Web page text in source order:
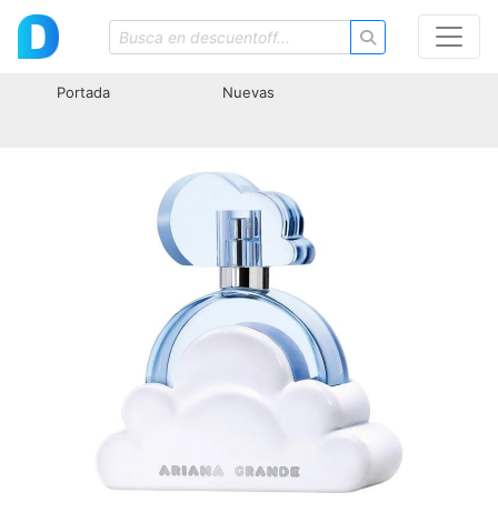
Portada Nuevas